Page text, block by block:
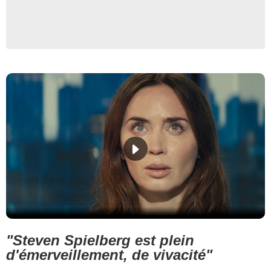
"Steven Spielberg est plein
d'émerveillement, de vivacité"